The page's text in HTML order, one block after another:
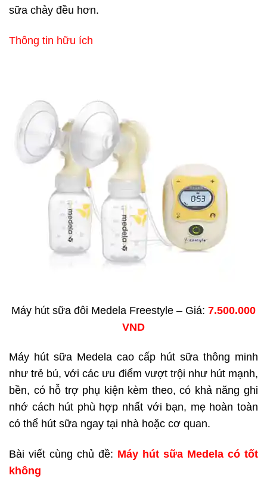
sữa chảy đều hơn.
Thông tin hữu ích
Máy hút sữa đôi Medela Freestyle – Giá: 7.500.000
VND
Máy hút sữa Medela cao cấp hút sữa thông minh
như trẻ bú, với các ưu điểm vượt trội như hút mạnh,
bền, có hỗ trợ phụ kiện kèm theo, có khả năng ghi
nhớ cách hút phù hợp nhất với bạn, mẹ hoàn toàn
có thể hút sữa ngay tại nhà hoặc cơ quan.
Bài viết cùng chủ đề: Máy hút sữa Medela có tốt
không